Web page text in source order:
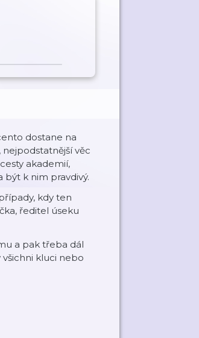
dostane na
věc
akademií,
k nim pravdivý.
kdy ten
ředitel úseku
a pak třeba dál
kluci nebo